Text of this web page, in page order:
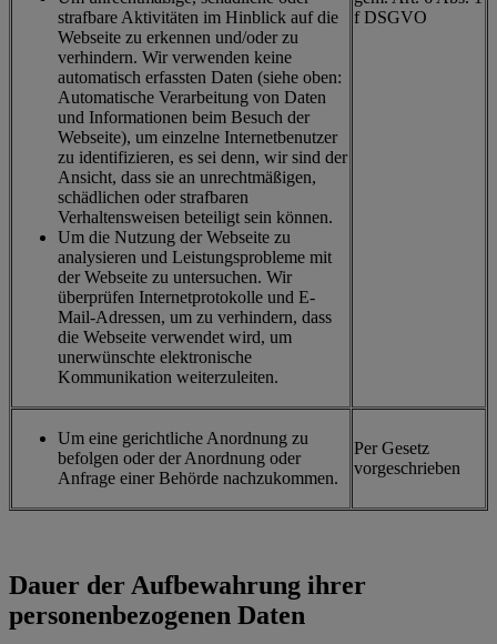
strafbare Aktivitäten im Hinblick auf die
Webseite zu erkennen und/oder zu
verhindern. Wir verwenden keine
automatisch erfassten Daten (siehe oben:
Automatische Verarbeitung von Daten
und Informationen beim Besuch der
Webseite), um einzelne Internetbenutzer
zu identifizieren, es sei denn, wir sind der
Ansicht, dass sie an unrechtmäßigen,
schädlichen oder strafbaren
Verhaltensweisen beteiligt sein können.
Um die Nutzung der Webseite zu
analysieren und Leistungsprobleme mit
der Webseite zu untersuchen. Wir
überprüfen Internetprotokolle und E-
Mail-Adressen, um zu verhindern, dass
die Webseite verwendet wird, um
unerwünschte elektronische
Kommunikation weiterzuleiten.
f DSGVO
Um eine gerichtliche Anordnung zu
befolgen oder der Anordnung oder
Anfrage einer Behörde nachzukommen.
Per Gesetz
vorgeschrieben
Dauer der Aufbewahrung ihrer
personenbezogenen Daten